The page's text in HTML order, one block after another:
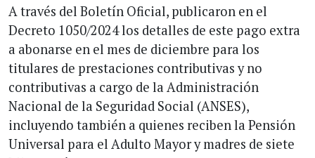
A través del Boletín Oficial, publicaron en el
Decreto 1050/2024 los detalles de este pago extra
a abonarse en el mes de diciembre para los
titulares de prestaciones contributivas y no
contributivas a cargo de la Administración
Nacional de la Seguridad Social (ANSES),
incluyendo también a quienes reciben la Pensión
Universal para el Adulto Mayor y madres de siete